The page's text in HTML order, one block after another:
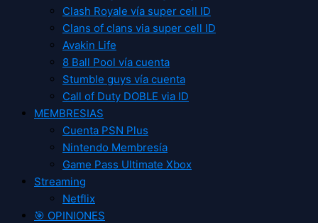
Clash Royale vía super cell ID
Clans of clans via super cell ID
Avakin Life
8 Ball Pool vía cuenta
Stumble guys vía cuenta
Call of Duty DOBLE via ID
MEMBRESIAS
Cuenta PSN Plus
Nintendo Membresía
Game Pass Ultimate Xbox
Streaming
Netflix
🎯 OPINIONES